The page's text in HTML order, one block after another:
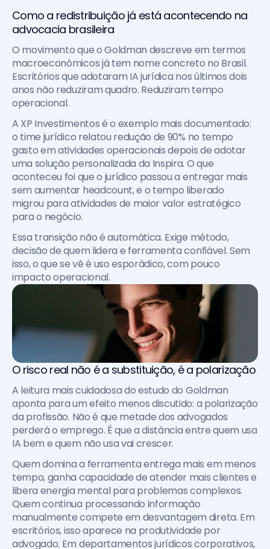
Como a redistribuição já está acontecendo na
advocacia brasileira
O movimento que o Goldman descreve em termos
macroeconômicos já tem nome concreto no Brasil.
Escritórios que adotaram IA jurídica nos últimos dois
anos não reduziram quadro. Reduziram tempo
operacional.
A XP Investimentos é o exemplo mais documentado:
o time jurídico relatou redução de 90% no tempo
gasto em atividades operacionais depois de adotar
uma solução personalizada da Inspira. O que
aconteceu foi que o jurídico passou a entregar mais
sem aumentar headcount, e o tempo liberado
migrou para atividades de maior valor estratégico
para o negócio.
Essa transição não é automática. Exige método,
decisão de quem lidera e ferramenta confiável. Sem
isso, o que se vê é uso esporádico, com pouco
impacto operacional.
O risco real não é a substituição, é a polarização
A leitura mais cuidadosa do estudo do Goldman
aponta para um efeito menos discutido: a polarização
da profissão. Não é que metade dos advogados
perderá o emprego. É que a distância entre quem usa
IA bem e quem não usa vai crescer.
Quem domina a ferramenta entrega mais em menos
tempo, ganha capacidade de atender mais clientes e
libera energia mental para problemas complexos.
Quem continua processando informação
manualmente compete em desvantagem direta. Em
escritórios, isso aparece na produtividade por
advogado. Em departamentos jurídicos corporativos,